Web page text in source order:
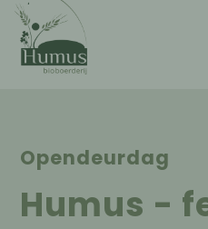
Opendeurdag
Humus -